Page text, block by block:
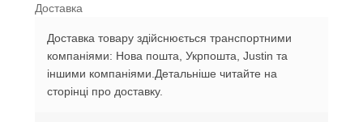
Доставка
Доставка товару здійснюється транспортними
компаніями: Нова пошта, Укрпошта, Justin та
іншими компаніями.Детальніше читайте на
сторінці про доставку.